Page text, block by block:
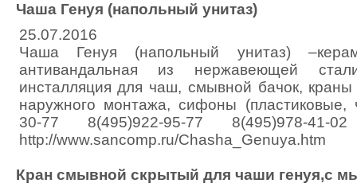
Чаша Генуя (напольный унитаз)
25.07.2016
Чаша Генуя (напольный унитаз)
антивандальная из нержавеющей
инсталляция для чаш, смывной бачок,
наружного монтажа, сифоны (пластиковые,
30-77 8(495)922-95-77 8(495)978-41-02
http://www.sancomp.ru/Chasha_Genuya.htm
Кран смывной скрытый для чаши генуя,с